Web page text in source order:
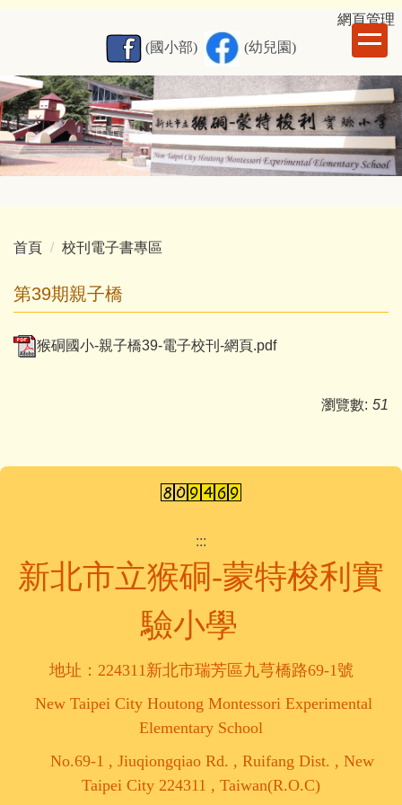
要
內
容
區
網頁管理
(國小部)
(幼兒園)
首頁 校刊電子書專區
第39期親子橋
猴硐國小-親子橋39-電子校刊-網頁.pdf
瀏覽數: 51
:::
新北市立猴硐-蒙特梭利實
驗小學
地址：224311新北市瑞芳區九芎橋路69-1號
New Taipei City Houtong Montessori Experimental
Elementary School
No.69-1 , Jiuqiongqiao Rd. , Ruifang Dist. , New
Taipei City 224311 , Taiwan(R.O.C)